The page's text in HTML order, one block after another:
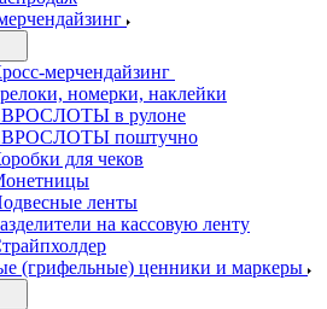
мерчендайзинг
номерки, наклейки
в рулоне
поштучно
для чеков
ленты
на кассовую ленту
(грифельные) ценники и маркеры